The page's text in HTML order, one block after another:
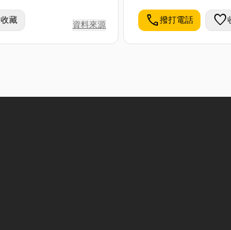
收藏 資料來源 call撥打電話 favorite